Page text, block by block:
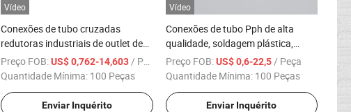
Vídeo
Conexões de tubo cruzadas
redutoras industriais de outlet de
fábrica, conexões de tamanho
completo em fundição
Preço FOB:US$ 0,762-14,603/ Peça
Quantidade Mínima: 100 Peças
Enviar Inquérito
Vídeo
Conexões de tubo Pph de alta
qualidade, soldagem plástica,
matérias-primas importadas,
flange Van Stone
Preço FOB:US$ 0,6-22,5/ Peça
Quantidade Mínima: 100 Peças
Enviar Inquérito